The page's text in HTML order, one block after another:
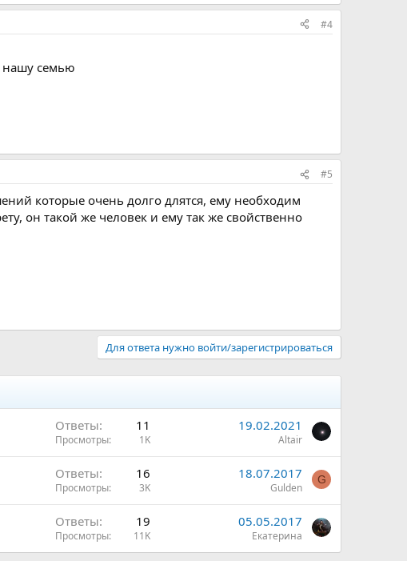
#4
нашу семью
#5
которые очень долго длятся, ему необходим
он такой же человек и ему так же свойственно
Для ответа нужно войти/зарегистрироваться
Ответы 11
Просмотры 1K
19.02.2021
Altair
Ответы 16
Просмотры 3K
18.07.2017
Gulden
G
Ответы 19
Просмотры 11K
05.05.2017
Екатерина